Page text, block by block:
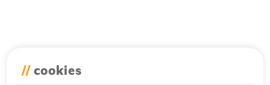
// cookies